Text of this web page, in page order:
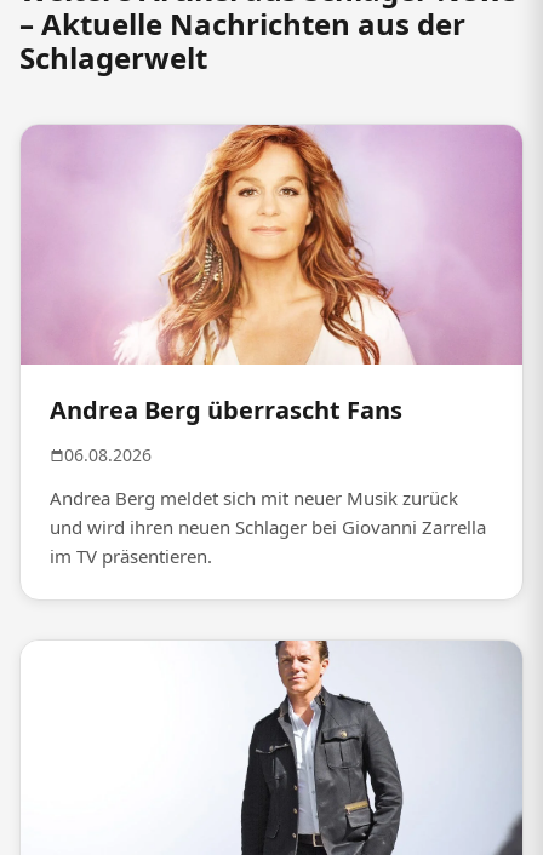
– Aktuelle Nachrichten aus der
Schlagerwelt
Andrea Berg überrascht Fans
06.08.2026
Andrea Berg meldet sich mit neuer Musik zurück
und wird ihren neuen Schlager bei Giovanni Zarrella
im TV präsentieren.